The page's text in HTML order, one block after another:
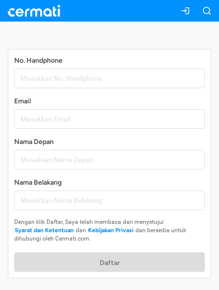
No. Handphone
Email
Nama Depan
Nama Belakang
Dengan klik Daftar, Saya telah membaca dan menyetujui
Syarat dan Ketentuan dan Kebijakan Privasi dan bersedia untuk
dihubungi oleh Cermati.com.
Daftar